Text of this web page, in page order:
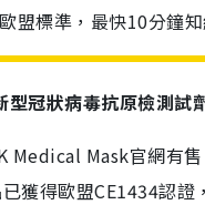
盟標準，最快10分鐘知
型冠狀病毒抗原檢測試
Medical Mask官網有
獲得歐盟CE1434認證